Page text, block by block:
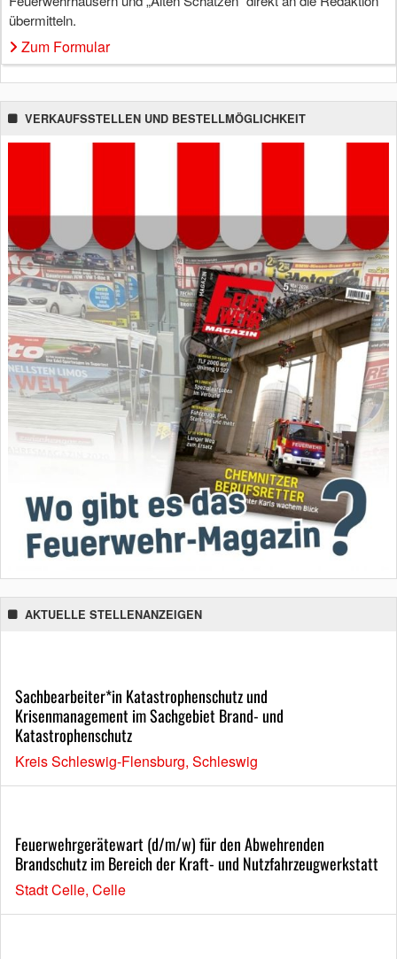
übermitteln.
Zum Formular
VERKAUFSSTELLEN UND BESTELLMÖGLICHKEIT
AKTUELLE STELLENANZEIGEN
Sachbearbeiter*in Katastrophenschutz und
Krisenmanagement im Sachgebiet Brand- und
Katastrophenschutz
Kreis Schleswig-Flensburg, Schleswig
Feuerwehrgerätewart (d/m/w) für den Abwehrenden
Brandschutz im Bereich der Kraft- und Nutzfahrzeugwerkstatt
Stadt Celle, Celle